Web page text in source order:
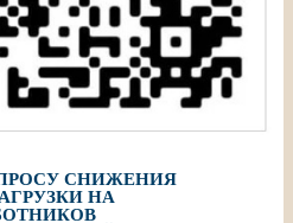
СНИЖЕНИЯ
НА